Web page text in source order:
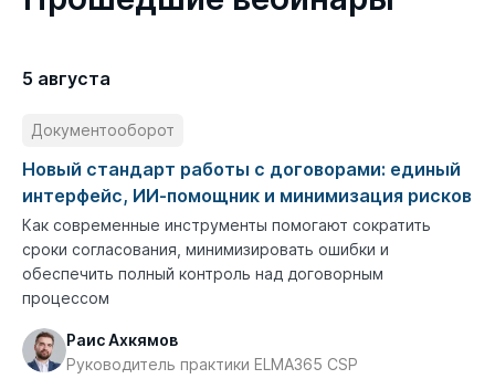
5 августа
Документооборот
Новый стандарт работы с договорами: единый
интерфейс, ИИ-помощник и минимизация рисков
Как современные инструменты помогают сократить
сроки согласования, минимизировать ошибки и
обеспечить полный контроль над договорным
процессом
Раис Ахкямов
Руководитель практики ELMA365 CSP